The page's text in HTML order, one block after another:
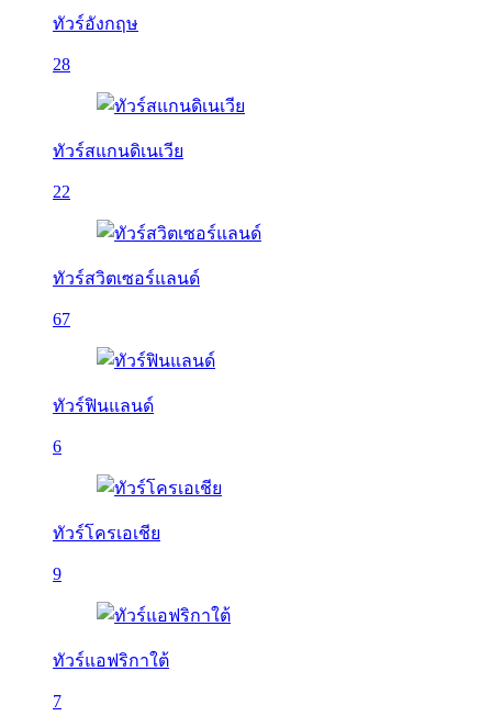
ทัวร์อังกฤษ
28
ทัวร์สแกนดิเนเวีย
22
ทัวร์สวิตเซอร์แลนด์
67
ทัวร์ฟินแลนด์
6
ทัวร์โครเอเชีย
9
ทัวร์แอฟริกาใต้
7